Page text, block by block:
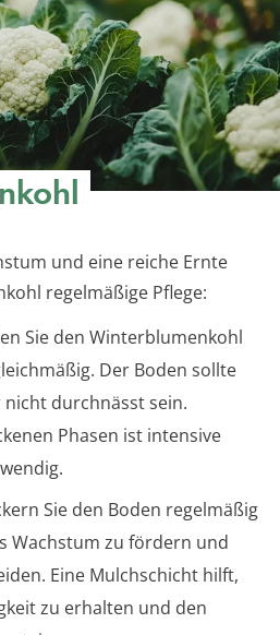
und eine reiche Ernte
regelmäßige Pflege:
Sie den Winterblumenkohl
Der Boden sollte
durchnässt sein.
Phasen ist intensive
Sie den Boden regelmäßig
Wachstum zu fördern und
Eine Mulchschicht hilft,
zu erhalten und den